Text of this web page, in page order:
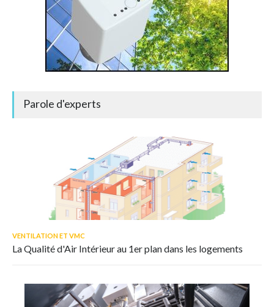
Parole d'experts
VENTILATION ET VMC
La Qualité d'Air Intérieur au 1er plan dans les logements